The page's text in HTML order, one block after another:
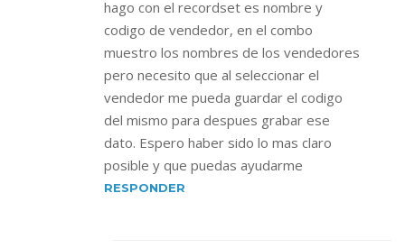
hago con el recordset es nombre y
codigo de vendedor, en el combo
muestro los nombres de los vendedores
pero necesito que al seleccionar el
vendedor me pueda guardar el codigo
del mismo para despues grabar ese
dato. Espero haber sido lo mas claro
posible y que puedas ayudarme
RESPONDER